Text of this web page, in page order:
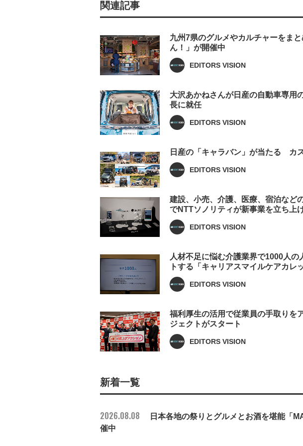
関連記事
九州7県のグルメやカルチャーをま
ん！」が開催中
EDITORS VISION
大沢あかねさんが日産の自動車専用
長に就任
EDITORS VISION
日産の「キャラバン」が当たる カ
EDITORS VISION
建設、小売、介護、医療、宿泊など
でNTTソノリティが新事業を立ち上
EDITORS VISION
人材不足に悩む介護業界で1000人
トする「キャリアスマイルケアカレ
EDITORS VISION
福利厚生の活用で従業員の手取りを
ジェクトがスタート
EDITORS VISION
新着一覧
2026.08.08
日本各地の祭りとグルメとお酒を堪能「
催中